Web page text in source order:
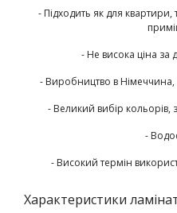
- Підходить як для квартири,
- Не висока ціна за
- Виробництво в Німеччина,
- Великий вибір кольорів,
-
- Високий термін
Характеристики